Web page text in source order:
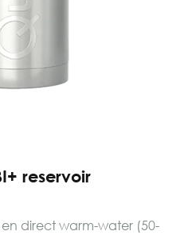
reservoir
direct warm-water (50-